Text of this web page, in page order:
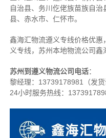
自治县、务川仡佬族苗族自
县、赤水市、仁怀市。
鑫海汇物流遵义专线价格优
义专线，苏州本地物流公司鑫
苏州到遵义物流公司电话：
黎经理： 13739178981（发货
24小时服务热线：